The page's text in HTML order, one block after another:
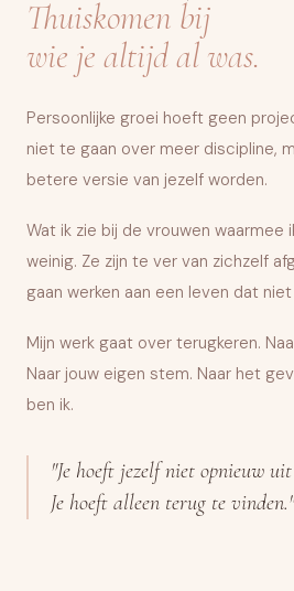
Thuiskomen bij
wie je altijd al was.
Persoonlijke groei hoeft geen
niet te gaan over meer discipline,
betere versie van jezelf worden.
Wat ik zie bij de vrouwen waarmee
weinig. Ze zijn te ver van zichzelf
gaan werken aan een leven dat
Mijn werk gaat over terugkeren.
Naar jouw eigen stem. Naar het
ben ik.
"Je hoeft jezelf niet opnieuw
Je hoeft alleen terug te vinden."